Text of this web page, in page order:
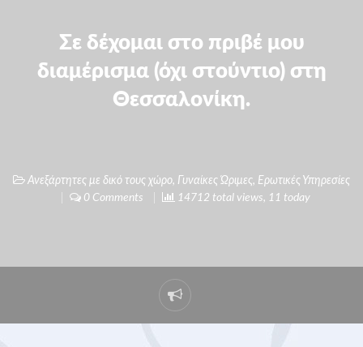
Σε δέχομαι στο πριβέ μου
διαμέρισμα (όχι στούντιο) στη
Θεσσαλονίκη.
Ανεξάρτητες με δικό τους χώρο, Γυναίκες Ώριμες, Ερωτικές Υπηρεσίες
0 Comments
14712 total views, 11 today